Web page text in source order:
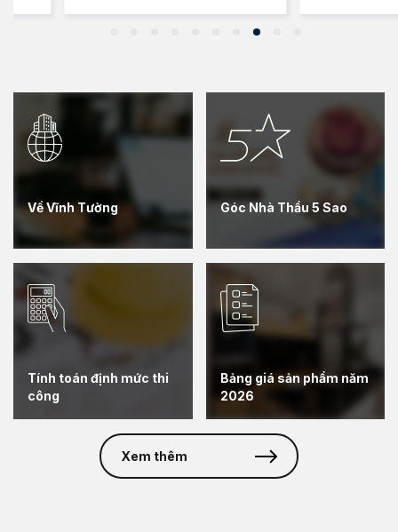
Về Vĩnh Tường Góc Nhà Thầu 5 Sao
Tính toán định mức thi
công
Bảng giá sản phẩm năm
2026
Xem thêm